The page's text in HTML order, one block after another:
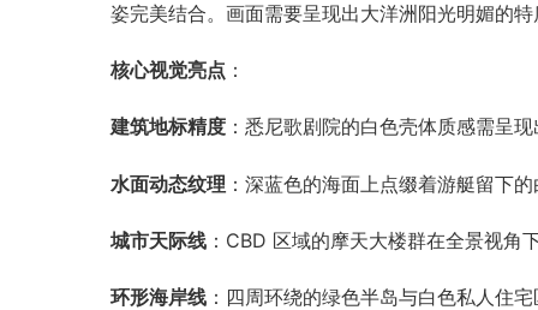
姿完美结合。画面需要呈现出大洋洲阳光明媚的
核心视觉亮点 ：
建筑地标精度 ：悉尼歌剧院的白色壳体质感需呈
水面动态纹理 ：深蓝色的海面上点缀着游艇留下
城市天际线 ：CBD 区域的摩天大楼群在全景视
环形海岸线 ：四周环绕的绿色半岛与白色私人住